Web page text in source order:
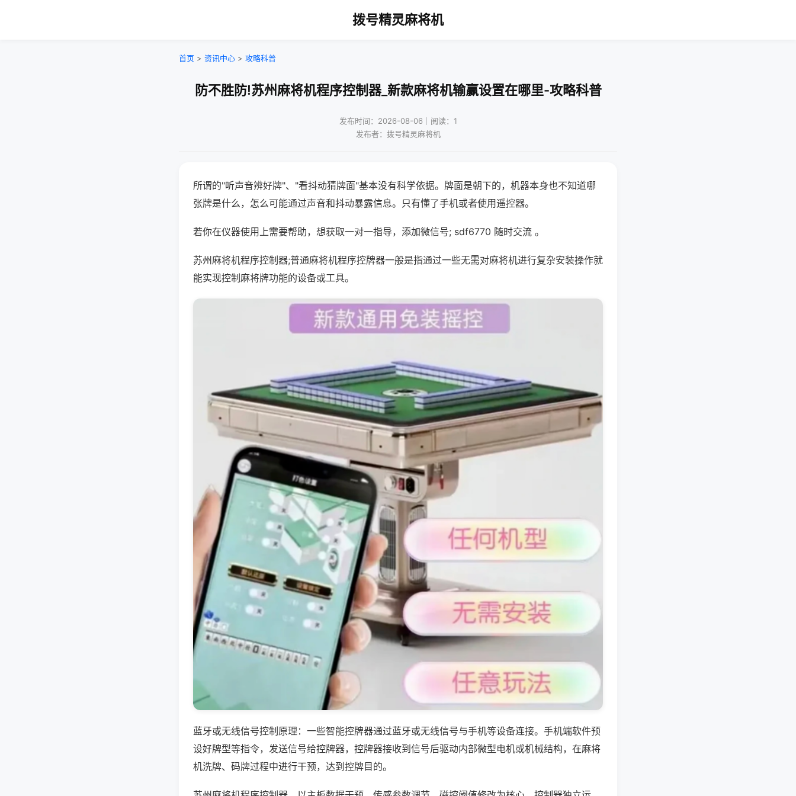
拨号精灵麻将机
首页 > 资讯中心 > 攻略科普
防不胜防!苏州麻将机程序控制器_新款麻将机输赢设置在哪里-攻略科普
发布时间：2026-08-06｜阅读：1
发布者：拨号精灵麻将机
所谓的"听声音辨好牌"、"看抖动猜牌面"基本没有科学依据。牌面是朝下的，机器本身也不知道哪
张牌是什么，怎么可能通过声音和抖动暴露信息。只有懂了手机或者使用遥控器。
若你在仪器使用上需要帮助，想获取一对一指导，添加微信号; sdf6770 随时交流 。
苏州麻将机程序控制器;普通麻将机程序控牌器一般是指通过一些无需对麻将机进行复杂安装操作就
能实现控制麻将牌功能的设备或工具。
蓝牙或无线信号控制原理：一些智能控牌器通过蓝牙或无线信号与手机等设备连接。手机端软件预
设好牌型等指令，发送信号给控牌器，控牌器接收到信号后驱动内部微型电机或机械结构，在麻将
机洗牌、码牌过程中进行干预，达到控牌目的。